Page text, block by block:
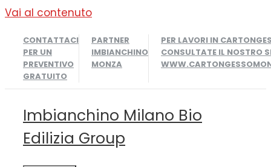
Vai al contenuto
CONTATTACI
PER UN
PREVENTIVO
GRATUITO
PARTNER
IMBIANCHINO
MONZA
PER LAVORI IN
CONSULTATE IL NOSTRO
Imbianchino Milano Bio
Edilizia Group